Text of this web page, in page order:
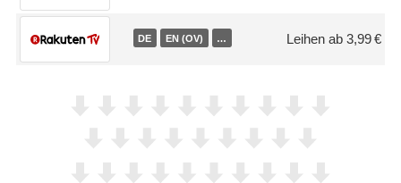
DE EN (OV) … Leihen ab 3,99 €